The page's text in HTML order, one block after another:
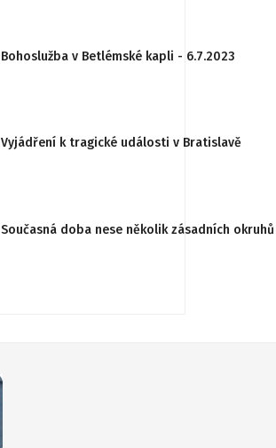
Bohoslužba v Betlémské kapli - 6.7.2023
Vyjádření k tragické události v Bratislavě
Současná doba nese několik zásadních